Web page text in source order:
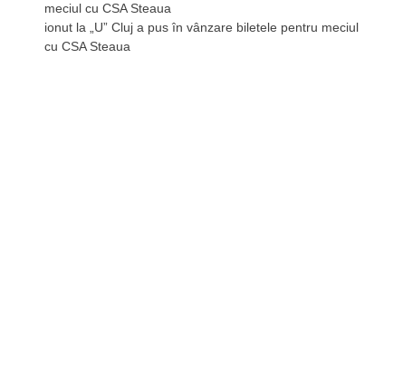
meciul cu CSA Steaua
ionut la
„U” Cluj a pus în vânzare biletele pentru meciul
cu CSA Steaua